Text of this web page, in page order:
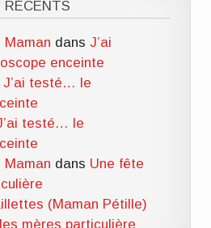
RÉCENTS
Maman dans J’ai
enceinte
J’ai testé… le
testé… le
Maman dans Une fête
(Maman Pétille)
mères particulière